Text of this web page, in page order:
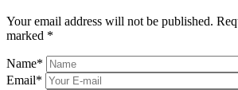
Your email address will not be published.
marked *
Name*
Email*